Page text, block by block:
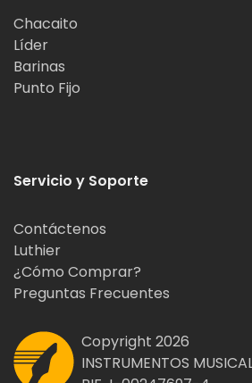
Chacaito
Líder
Barinas
Punto Fijo
Servicio y Soporte
Contáctenos
Luthier
¿Cómo Comprar?
Preguntas Frecuentes
Copyright 2026
INSTRUMENTOS